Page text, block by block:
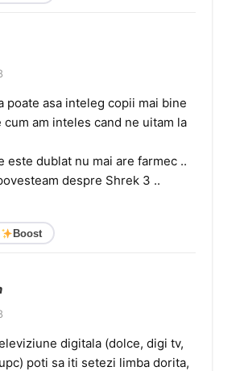
poate asa inteleg copii mai bine
cum am inteles cand ne uitam la
este dublat nu mai are farmec ..
despre Shrek 3 ..
Boost
digitala (dolce, digi tv,
poti sa iti setezi limba dorita,